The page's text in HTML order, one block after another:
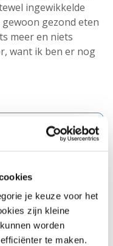
je keuze voor het
zijn kleine
worden
te maken.
ingewikkelde
gezond eten
meer en niets
want ik ben er nog